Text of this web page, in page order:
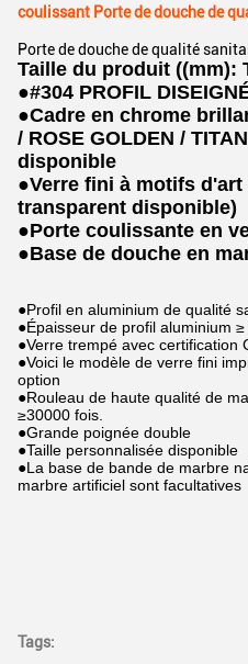
coulissant Porte de douche de
Porte de douche de qualité
Taille du produit ((mm):
●#304 PROFIL
●Cadre en chrome
/ ROSE GOLDEN /
disponible
●Verre fini à motifs
transparent disponible)
●Porte coulissante en
●Base de douche en
●Profil en aluminium de qualité
●Épaisseur de profil aluminium
●Verre trempé avec certification
●Voici le modèle de verre fini
option
●Rouleau de haute qualité de
≥30000 fois.
●Grande poignée double
●Taille personnalisée disponible
●La base de bande de marbre
marbre artificiel sont facultatives
Tags: